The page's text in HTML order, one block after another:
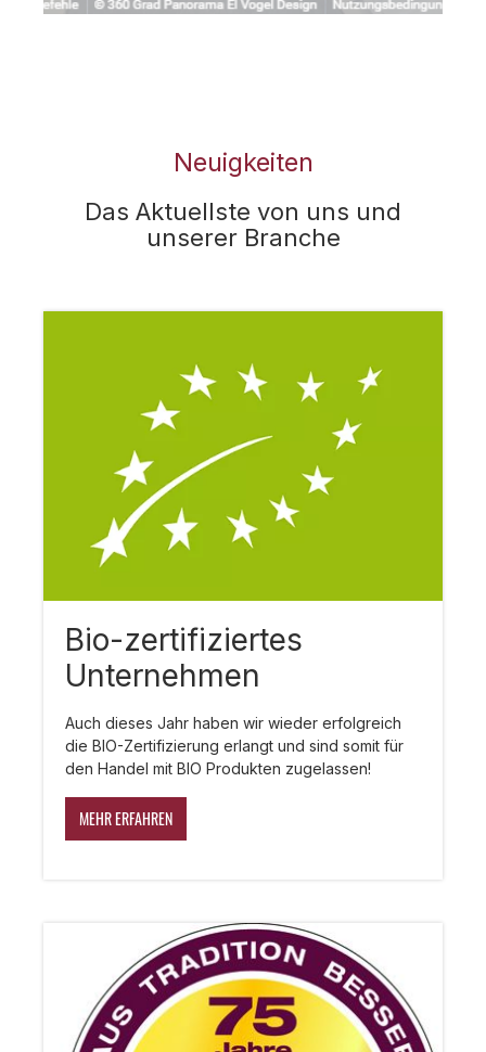
Neuigkeiten
Das Aktuellste von uns und
unserer Branche
Bio-zertifiziertes
Unternehmen
Auch dieses Jahr haben wir wieder erfolgreich
die BIO-Zertifizierung erlangt und sind somit für
den Handel mit BIO Produkten zugelassen!
MEHR ERFAHREN